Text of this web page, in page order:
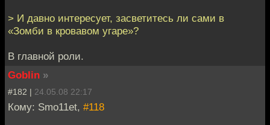
> И давно интересует, засветитесь ли сами в
«Зомби в кровавом угаре»?
В главной роли.
Goblin »
#182 | 24.05.08 22:17
Кому: Smo11et, #118